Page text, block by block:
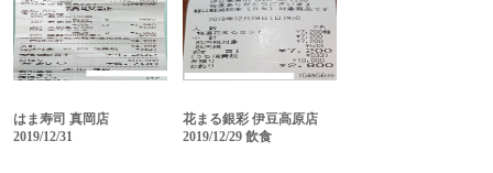
はま寿司 真岡店
2019/12/31
花まる銀彩 伊豆高原店
2019/12/29 飲食